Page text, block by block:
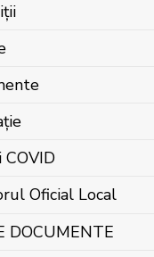
COVID
Oficial Local
DOCUMENTE